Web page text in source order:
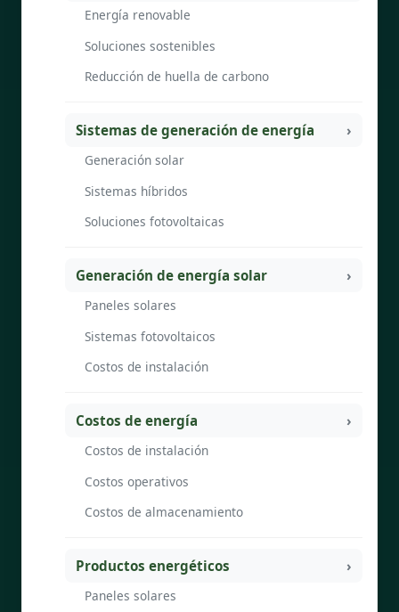
Energía renovable
Soluciones sostenibles
Reducción de huella de carbono
Sistemas de generación de energía
Generación solar
Sistemas híbridos
Soluciones fotovoltaicas
Generación de energía solar
Paneles solares
Sistemas fotovoltaicos
Costos de instalación
Costos de energía
Costos de instalación
Costos operativos
Costos de almacenamiento
Productos energéticos
Paneles solares